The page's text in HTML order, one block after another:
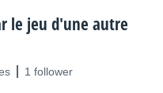
le jeu d'une autre
1 follower